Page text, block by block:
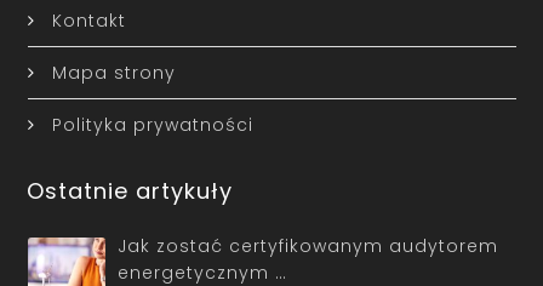
Kontakt
Mapa strony
Polityka prywatności
Ostatnie artykuły
Jak zostać certyfikowanym audytorem
energetycznym …